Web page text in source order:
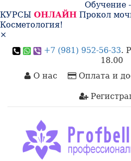
Обучение -
КУРСЫ ОНЛАЙН Прокол
Косметология!
×
+7 (981) 952-56-33.
18.00
О нас
Оплата и